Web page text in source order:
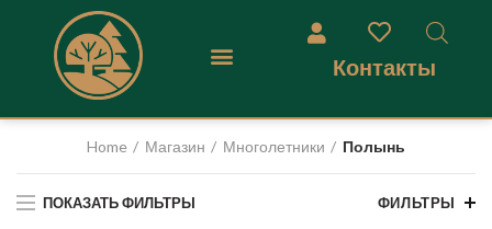
Контакты
Home Магазин Многолетники Полынь
ПОКАЗАТЬ ФИЛЬТРЫ ФИЛЬТРЫ